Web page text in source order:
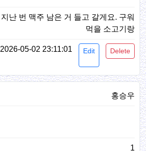
지난 번 맥주 남은 거 들고 갈게요. 구워
먹을 소고기랑
2026-05-02 23:11:01 Edit Delete
홍승우
1